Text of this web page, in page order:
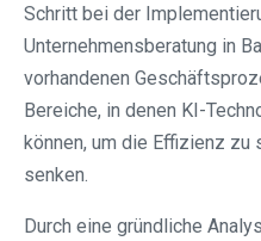
Schritt bei der
Unternehmensberatung in
vorhandenen
Bereiche, in denen KI-
können, um die Effizienz zu
senken.
Durch eine gründliche